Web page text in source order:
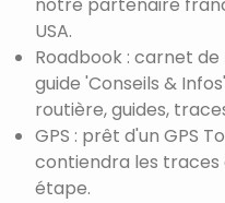
notre partenaire
USA.
Roadbook : carnet
guide 'Conseils &
routière, guides,
GPS : prêt d'un GPS
contiendra les
étape.